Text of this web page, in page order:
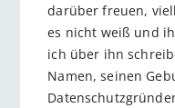
darüber freuen,
es nicht weiß und
ich über ihn
Namen, seinen